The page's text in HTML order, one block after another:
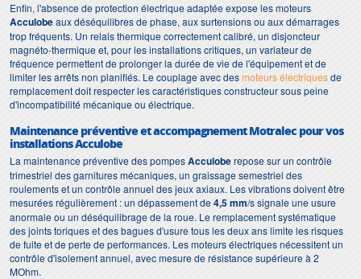
Enfin, l'absence de protection électrique adaptée expose les moteurs
Acculobeaux déséquilibres de phase, aux surtensions ou aux démarrages
trop fréquents. Un relais thermique correctement calibré, un disjoncteur
magnéto-thermique et, pour les installations critiques, un variateur de
fréquence permettent de prolonger la durée de vie de l'équipement et de
limiter les arrêts non planifiés. Le couplage avec desmoteurs électriquesde
remplacement doit respecter les caractéristiques constructeur sous peine
d'incompatibilité mécanique ou électrique.
Maintenance préventive et accompagnement Motralec pour vos
installations Acculobe
La maintenance préventive des pompesAcculoberepose sur un contrôle
trimestriel des garnitures mécaniques, un graissage semestriel des
roulements et un contrôle annuel des jeux axiaux. Les vibrations doivent être
mesurées régulièrement : un dépassement de4,5 mm/s signale une usure
anormale ou un déséquilibrage de la roue. Le remplacement systématique
des joints toriques et des bagues d'usure tous les deux ans limite les risques
de fuite et de perte de performances. Les moteurs électriques nécessitent un
contrôle d'isolement annuel, avec mesure de résistance supérieure à 2
MOhm.